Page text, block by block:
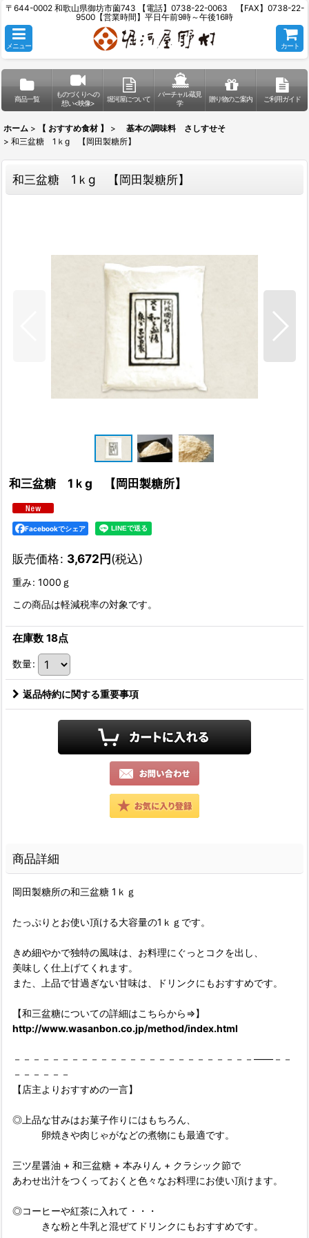
〒644-0002 和歌山県御坊市薗743 【電話】0738-22-0063 【FAX】0738-22-
9500【営業時間】平日午前9時～午後16時
メニュー カート
商品一覧
ものづくりへの
想い<映像>
堀河屋について
バーチャル蔵見
学
贈り物のご案内 ご利用ガイド
ホーム > 【 おすすめ食材 】 >
基本の調味料 さしすせそ
> 和三盆糖 1ｋg 【岡田製糖所】
和三盆糖 1ｋg 【岡田製糖所】
和三盆糖 1ｋg 【岡田製糖所】
Facebookでシェア
販売価格: 3,672円(税込)
重み: 1000ｇ
この商品は軽減税率の対象です。
在庫数 18点
数量:
返品特約に関する重要事項
商品詳細
岡田製糖所の和三盆糖 1ｋｇ
たっぷりとお使い頂ける大容量の1ｋｇです。
きめ細やかで独特の風味は、お料理にぐっとコクを出し、
美味しく仕上げてくれます。
また、上品で甘過ぎない甘味は、ドリンクにもおすすめです。
【和三盆糖についての詳細はこちらから⇒】
http://www.wasanbon.co.jp/method/index.html
－－－－－－－－－－－－－－－－－－－－－－－－－――－－
－－－－－－
【店主よりおすすめの一言】
◎上品な甘みはお菓子作りにはもちろん、
卵焼きや肉じゃがなどの煮物にも最適です。
三ツ星醤油 + 和三盆糖 + 本みりん + クラシック節で
あわせ出汁をつくっておくと色々なお料理にお使い頂けます。
◎コーヒーや紅茶に入れて・・・
きな粉と牛乳と混ぜてドリンクにもおすすめです。